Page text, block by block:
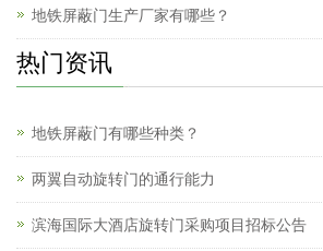
地铁屏蔽门生产厂家有哪些？
热门资讯
地铁屏蔽门有哪些种类？
两翼自动旋转门的通行能力
滨海国际大酒店旋转门采购项目招标公告